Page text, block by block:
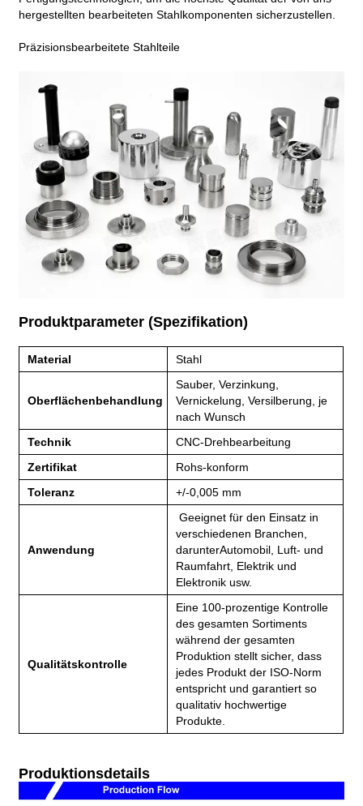
hergestellten bearbeiteten Stahlkomponenten sicherzustellen.
Präzisionsbearbeitete Stahlteile
Produktparameter (Spezifikation)
Material Stahl
Oberflächenbehandlung
Sauber, Verzinkung,
Vernickelung, Versilberung, je
nach Wunsch
Technik
CNC-Drehbearbeitung
Zertifikat
Rohs-konform
Toleranz
+/-0,005 mm
Anwendung
Geeignet für den Einsatz in
verschiedenen Branchen,
darunterAutomobil, Luft- und
Raumfahrt, Elektrik und
Elektronik usw.
Qualitätskontrolle
Eine 100-prozentige Kontrolle
des gesamten Sortiments
während der gesamten
Produktion stellt sicher, dass
jedes Produkt der ISO-Norm
entspricht und garantiert so
qualitativ hochwertige
Produkte.
Produktionsdetails